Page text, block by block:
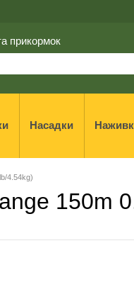
прикормок
Насадки
4.54kg)
150m